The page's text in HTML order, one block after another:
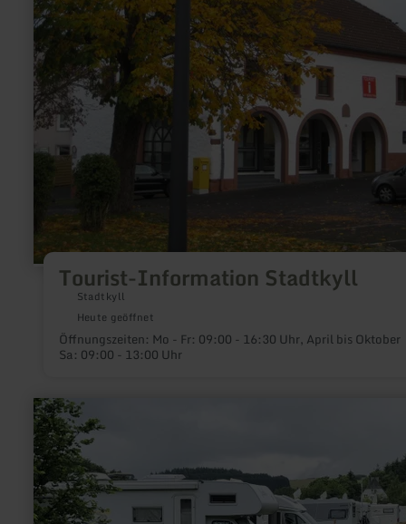
Tourist-Information Stadtkyll
Stadtkyll
Heute geöffnet
Öffnungszeiten: Mo - Fr: 09:00 - 16:30 Uhr, April bis Oktober
Sa: 09:00 - 13:00 Uhr
Stadtkyll
mehr
erfahren
zu:
Wohnmobilpark
Vulkaneifel
Mehren